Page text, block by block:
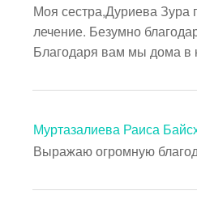
Моя сестра,Дуриева Зура
лечение. Безумно
Благодаря вам мы дома в
Муртазалиева Раиса
Выражаю огромную